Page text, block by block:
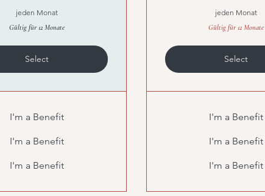
jeden Monat
Gültig für 12 Monate
Select
I'm a Benefit
I'm a Benefit
I'm a Benefit
jeden Monat
Gültig für 12 Monate
Select
I'm a Benefit
I'm a Benefit
I'm a Benefit